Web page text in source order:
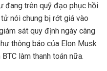
đang trên quỹ đạo phục hồi
nói chung bị rớt giá vào
sát quy định ngày càng
thông báo của Elon Musk
làm thanh toán nữa.